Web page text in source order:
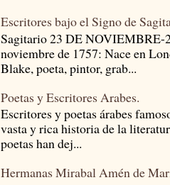
Escritores bajo el Signo de
Sagitario 23 DE
noviembre de 1757: Nace en
Blake, poeta, pintor, grab...
Poetas y Escritores Arabes.
Escritores y poetas árabes
vasta y rica historia de la
poetas han dej...
Hermanas Mirabal Amén de